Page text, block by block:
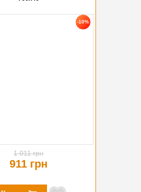
-10%
1 011 грн
911 грн